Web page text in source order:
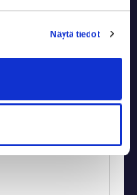
Näytä tiedot